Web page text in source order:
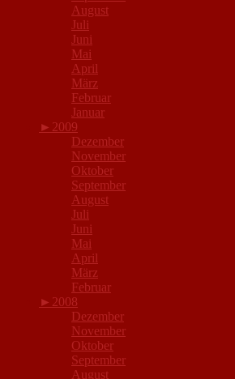
August
Juli
Juni
Mai
April
März
Februar
Januar
► 2009
Dezember
November
Oktober
September
August
Juli
Juni
Mai
April
März
Februar
► 2008
Dezember
November
Oktober
September
August